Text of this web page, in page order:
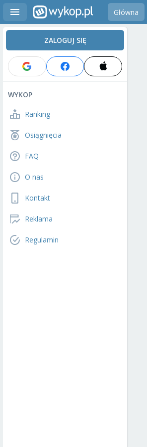
Główna
ZALOGUJ SIĘ
WYKOP
Ranking
Osiągnięcia
FAQ
O nas
Kontakt
Reklama
Regulamin